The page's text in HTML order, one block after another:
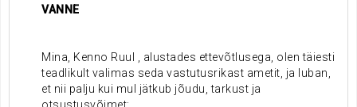
VANNE
Mina, Kenno Ruul , alustades ettevõtlusega, olen täiesti
teadlikult valimas seda vastutusrikast ametit, ja luban,
et nii palju kui mul jätkub jõudu, tarkust ja